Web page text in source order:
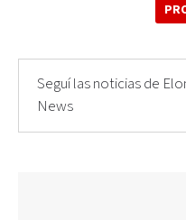
Seguí las noticias de
News